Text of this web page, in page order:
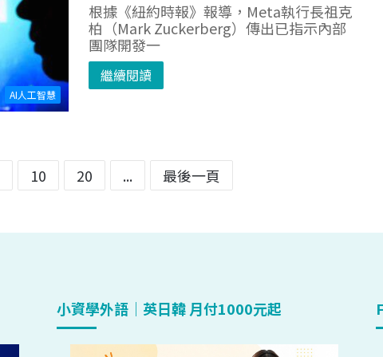
AI人工智慧
根據《紐約時報》報導，Meta執行長祖克
柏（Mark Zuckerberg）傳出已指示內部
團隊開發一
繼續閱讀
10 20 ... 最後一頁
小資學外語｜英日韓 月付1000元起